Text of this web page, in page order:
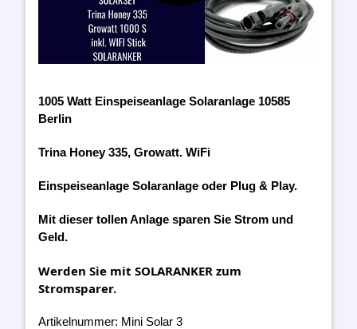
1005 Watt Einspeiseanlage Solaranlage 10585
Berlin
Trina Honey 335, Growatt. WiFi
Einspeiseanlage Solaranlage oder Plug & Play.
Mit dieser tollen Anlage sparen Sie Strom und
Geld.
Werden Sie mit SOLARANKER zum
Stromsparer.
Artikelnummer: Mini Solar 3